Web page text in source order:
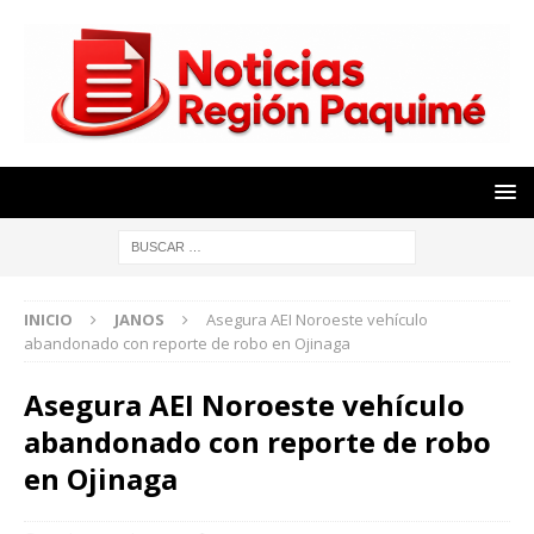
INICIO JANOS
Asegura AEI Noroeste vehículo
abandonado con reporte de robo en Ojinaga
Asegura AEI Noroeste vehículo
abandonado con reporte de robo
en Ojinaga